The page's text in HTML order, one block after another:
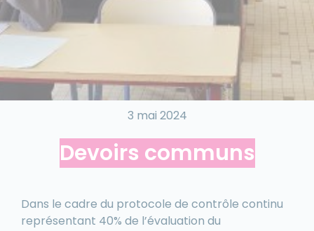
3 mai 2024
Devoirs communs
Dans le cadre du protocole de contrôle continu
représentant 40% de l’évaluation du